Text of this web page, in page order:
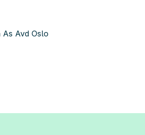
Avd Oslo